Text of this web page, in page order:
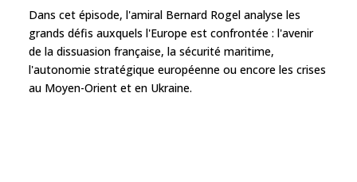
Dans cet épisode, l'amiral Bernard Rogel analyse les
grands défis auxquels l'Europe est confrontée : l'avenir
de la dissuasion française, la sécurité maritime,
l'autonomie stratégique européenne ou encore les crises
au Moyen-Orient et en Ukraine.